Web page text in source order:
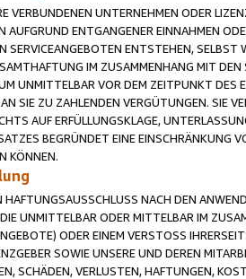
VERBUNDENEN UNTERNEHMEN ODER
AUFGRUND ENTGANGENER EINNAHMEN
SERVICEANGEBOTEN ENTSTEHEN, SELBST
IM ZUSAMMENHANG MIT
UNMITTELBAR VOR DEM ZEITPUNKT DES
SIE ZU ZAHLENDEN VERGÜTUNGEN. SIE
AUF ERFÜLLUNGSKLAGE,
BEGRÜNDET EINE EINSCHRÄNKUNG
KÖNNEN.
NACH DEN
UNMITTELBAR ODER MITTELBAR IM
ODER EINEM VERSTOSS
SOWIE UNSERE UND DEREN
SCHÄDEN, VERLUSTEN, HAFTUNGEN,